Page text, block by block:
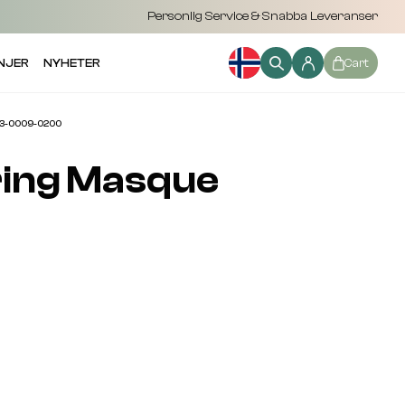
Personlig Service & Snabba Leveranser
NYHETER Cart
0009-0200
Masque